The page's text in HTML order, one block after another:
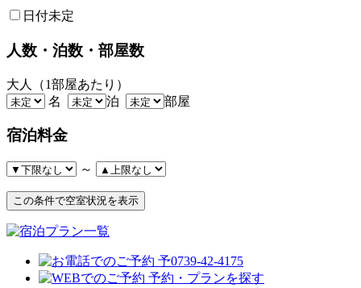
日付未定
人数・泊数・部屋数
大人（1部屋あたり）
名
泊 部屋
宿泊料金
～